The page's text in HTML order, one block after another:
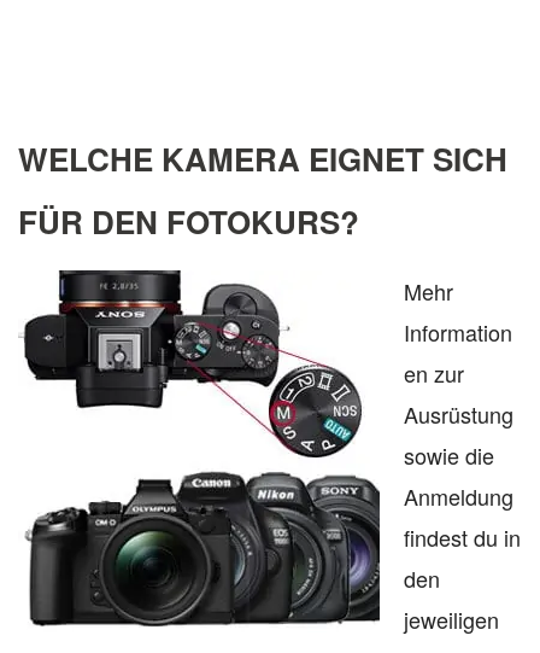
WELCHE KAMERA EIGNET SICH
FÜR DEN FOTOKURS?
Mehr
Information
en zur
Ausrüstung
sowie die
Anmeldung
findest du in
den
jeweiligen